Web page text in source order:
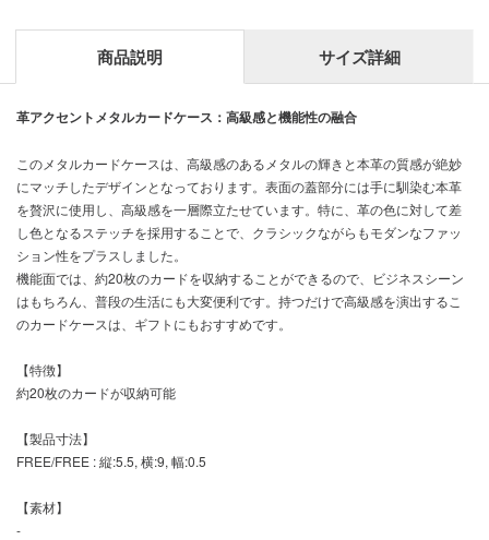
商品説明 サイズ詳細
革アクセントメタルカードケース：高級感と機能性の融合
このメタルカードケースは、高級感のあるメタルの輝きと本革の質感が絶妙
にマッチしたデザインとなっております。表面の蓋部分には手に馴染む本革
を贅沢に使用し、高級感を一層際立たせています。特に、革の色に対して差
し色となるステッチを採用することで、クラシックながらもモダンなファッ
ション性をプラスしました。
機能面では、約20枚のカードを収納することができるので、ビジネスシーン
はもちろん、普段の生活にも大変便利です。持つだけで高級感を演出するこ
のカードケースは、ギフトにもおすすめです。
【特徴】
約20枚のカードが収納可能
【製品寸法】
FREE/FREE : 縦:5.5, 横:9, 幅:0.5
【素材】
-